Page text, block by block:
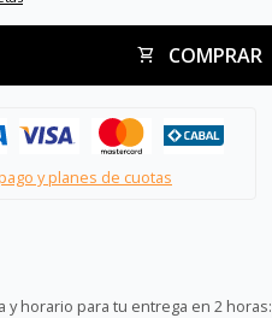
COMPRAR
y planes de cuotas
y horario para tu entrega en 2 horas: